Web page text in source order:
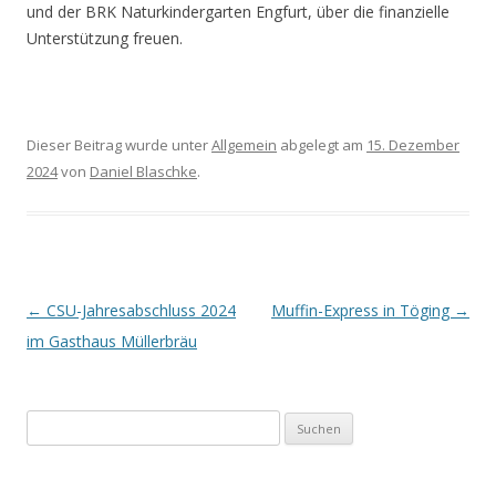
und der BRK Naturkindergarten Engfurt, über die finanzielle
Unterstützung freuen.
Dieser Beitrag wurde unterAllgemein abgelegt am 15. Dezember
2024von Daniel Blaschke.
Beitrags-
Navigation
← CSU-Jahresabschluss 2024
im Gasthaus Müllerbräu
Muffin-Express in Töging →
nach: